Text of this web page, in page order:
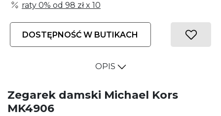
raty 0% od 98 złx 10
DOSTĘPNOŚĆ W BUTIKACH
OPIS
Zegarek damski Michael Kors
MK4906